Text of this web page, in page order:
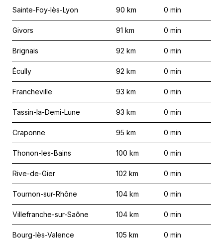
Sainte-Foy-lès-Lyon 90 km 0 min
Givors 91 km 0 min
Brignais 92 km 0 min
Écully 92 km 0 min
Francheville 93 km 0 min
Tassin-la-Demi-Lune 93 km 0 min
Craponne 95 km 0 min
Thonon-les-Bains 100 km 0 min
Rive-de-Gier 102 km 0 min
Tournon-sur-Rhône 104 km 0 min
Villefranche-sur-Saône 104 km 0 min
Bourg-lès-Valence 105 km 0 min